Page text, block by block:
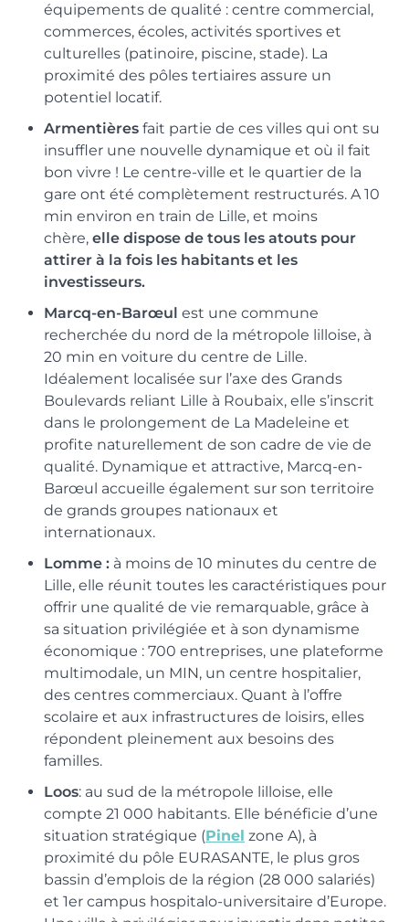
équipements de qualité : centre commercial,
commerces, écoles, activités sportives et
culturelles (patinoire, piscine, stade). La
proximité des pôles tertiaires assure un
potentiel locatif.
Armentières fait partie de ces villes qui ont su
insuffler une nouvelle dynamique et où il fait
bon vivre ! Le centre-ville et le quartier de la
gare ont été complètement restructurés. A 10
min environ en train de Lille, et moins
chère, elle dispose de tous les atouts pour
attirer à la fois les habitants et les
investisseurs.
Marcq-en-Barœul est une commune
recherchée du nord de la métropole lilloise, à
20 min en voiture du centre de Lille.
Idéalement localisée sur l’axe des Grands
Boulevards reliant Lille à Roubaix, elle s’inscrit
dans le prolongement de La Madeleine et
profite naturellement de son cadre de vie de
qualité. Dynamique et attractive, Marcq-en-
Barœul accueille également sur son territoire
de grands groupes nationaux et
internationaux.
Lomme : à moins de 10 minutes du centre de
Lille, elle réunit toutes les caractéristiques pour
offrir une qualité de vie remarquable, grâce à
sa situation privilégiée et à son dynamisme
économique : 700 entreprises, une plateforme
multimodale, un MIN, un centre hospitalier,
des centres commerciaux. Quant à l’offre
scolaire et aux infrastructures de loisirs, elles
répondent pleinement aux besoins des
familles.
Loos: au sud de la métropole lilloise, elle
compte 21 000 habitants. Elle bénéficie d’une
situation stratégique (Pinel zone A), à
proximité du pôle EURASANTE, le plus gros
bassin d’emplois de la région (28 000 salariés)
et 1er campus hospitalo-universitaire d’Europe.